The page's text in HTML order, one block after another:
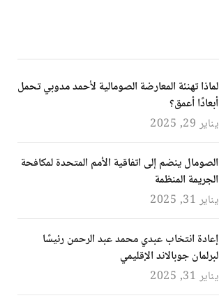
لماذا تهنئة المعارضة الصومالية لأحمد مدوبي تحمل
أبعادًا أعمق؟
يناير 29, 2025
الصومال ينضم إلى اتفاقية الأمم المتحدة لمكافحة
الجريمة المنظمة
يناير 31, 2025
إعادة انتخاب عبدي محمد عبد الرحمن رئيسًا
لبرلمان جوبالاند الإقليمي
يناير 31, 2025